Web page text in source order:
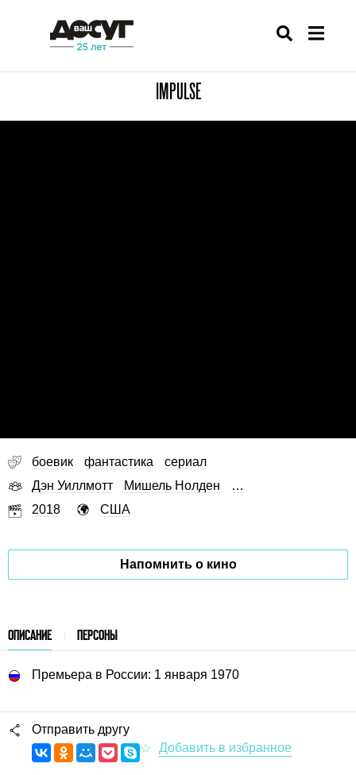
IMPULSE
боевик фантастика
сериал
Дэн Уиллмотт
Мишель Нолден
…
2018
США
Напомнить о кино
ОПИСАНИЕ ПЕРСОНЫ
Премьера в России: 1 января 1970
Отправить другу